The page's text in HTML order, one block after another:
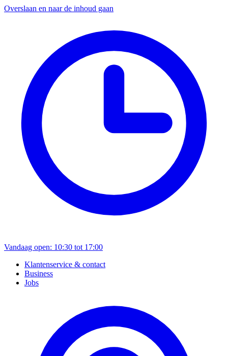
Overslaan en naar de inhoud gaan
Vandaag open: 10:30 tot 17:00
Klantenservice & contact
Business
Jobs